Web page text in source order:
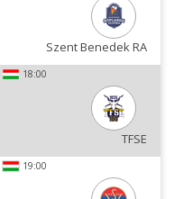
Szent Benedek RA
18:00
TFSE
19:00